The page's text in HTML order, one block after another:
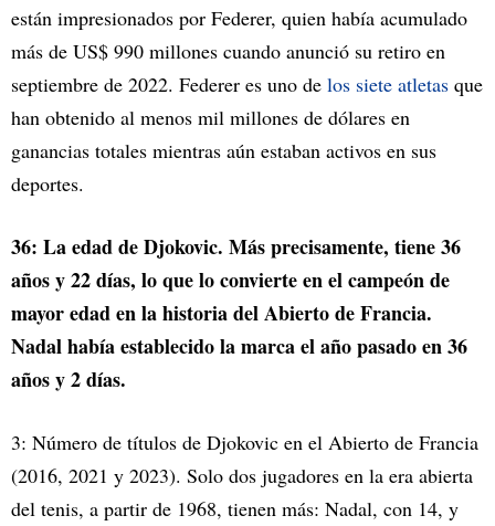
están impresionados por Federer, quien había acumulado
más de US$ 990 millones cuando anunció su retiro en
septiembre de 2022. Federer es uno de los siete atletas que
han obtenido al menos mil millones de dólares en
ganancias totales mientras aún estaban activos en sus
deportes.
36: La edad de Djokovic. Más precisamente, tiene 36
años y 22 días, lo que lo convierte en el campeón de
mayor edad en la historia del Abierto de Francia.
Nadal había establecido la marca el año pasado en 36
años y 2 días.
3: Número de títulos de Djokovic en el Abierto de Francia
(2016, 2021 y 2023). Solo dos jugadores en la era abierta
del tenis, a partir de 1968, tienen más: Nadal, con 14, y